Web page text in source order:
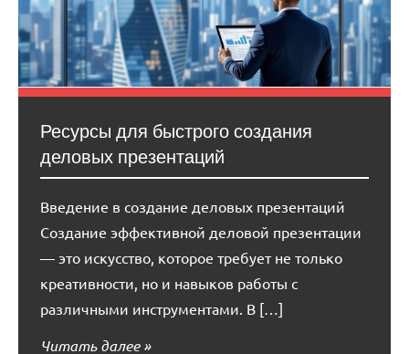
Ресурсы для быстрого создания
деловых презентаций
Введение в создание деловых презентаций
Создание эффективной деловой презентации
— это искусство, которое требует не только
креативности, но и навыков работы с
различными инструментами. В […]
Читать далее